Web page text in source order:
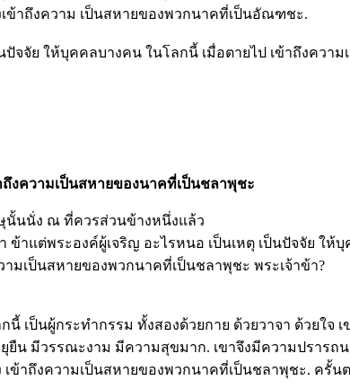
เข้าถึงความ เป็นสหายของพวกนาคที่เป็นอัณฑชะ.
จจัย ให้บุคคลบางคน ในโลกนี้ เมื่อตายไป เข้าถึงความ
ถึงความเป็นสหายของนาคที่เป็นชลาพุชะ
นั้นนั่ง ณ ที่ควรส่วนข้างหนึ่งแล้ว
ข้าแต่พระองค์ผู้เจริญ อะไรหนอ เป็นเหตุ เป็นปัจจัย ให้
ามเป็นสหายของพวกนาคที่เป็นชลาพุชะ พระเจ้าข้า?
เป็นผู้กระทำกรรม ทั้งสองด้วยกาย ด้วยวาจา ด้วยใจ เ
น มีวรรณะงาม มีความสุขมาก. เขาจึงมีความปรารถน
เข้าถึงความเป็นสหายของพวกนาคที่เป็นชลาพุชะ. ครั้นต